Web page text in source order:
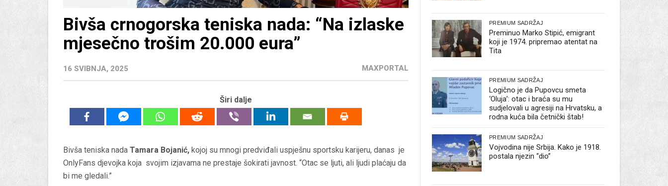
Bivša crnogorska teniska nada: “Na izlaske
mjesečno trošim 20.000 eura”
16 SVIBNJA, 2025 MAXPORTAL
Širi dalje
Bivša teniska nada Tamara Bojanić, kojoj su mnogi predviđali uspješnu sportsku karijeru, danas je
OnlyFans djevojka koja svojim izjavama ne prestaje šokirati javnost. “Otac se ljuti, ali ljudi plaćaju da
bi me gledali.”
PREMIUM SADRŽAJ
Preminuo Marko Stipić, emigrant
koji je 1974. pripremao atentat na
Tita
PREMIUM SADRŽAJ
Logično je da Pupovcu smeta
‘Oluja’: otac i braća su mu
sudjelovali u agresiji na Hrvatsku, a
rodna kuća bila četnički štab!
PREMIUM SADRŽAJ
Vojvodina nije Srbija. Kako je 1918.
postala njezin “dio”